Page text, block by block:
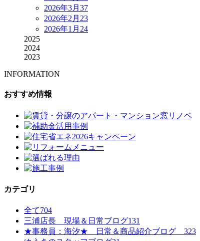
2026年3月 37
2026年2月 23
2026年1月 24
2025
2024
2023
INFORMATION
おすすめ情報
カテゴリ
全て704
三浦店長 現場＆日常ブログ131
★事務員：海汐★ 日常＆商品紹介ブログ 323